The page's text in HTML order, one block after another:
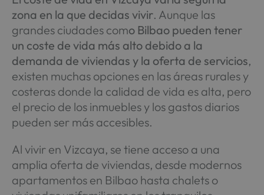
zona en la que decidas vivir. Aunque las
grandes ciudades como Bilbao pueden tener
un coste de vida más alto debido a la
demanda de viviendas y la oferta de servicios,
existen muchas opciones en las áreas rurales y
costeras donde la calidad de vida es alta, pero
el precio de los inmuebles y los gastos diarios
pueden ser más accesibles.
Al vivir en Vizcaya, se tiene acceso a una
amplia oferta de viviendas, desde modernos
apartamentos en Bilbao hasta chalets o